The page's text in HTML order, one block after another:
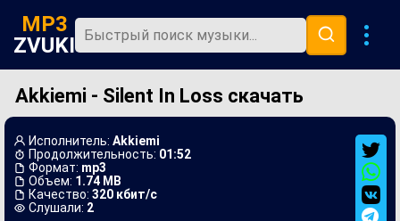
MP3
ZVUKI
Главная
Популярная
В машину
Музыка 80х
Akkiemi - Silent In Loss скачать
Исполнитель: Akkiemi
Продолжительность: 01:52
Формат: mp3
Объем: 1.74 MB
Качество: 320 кбит/с
Слушали: 2